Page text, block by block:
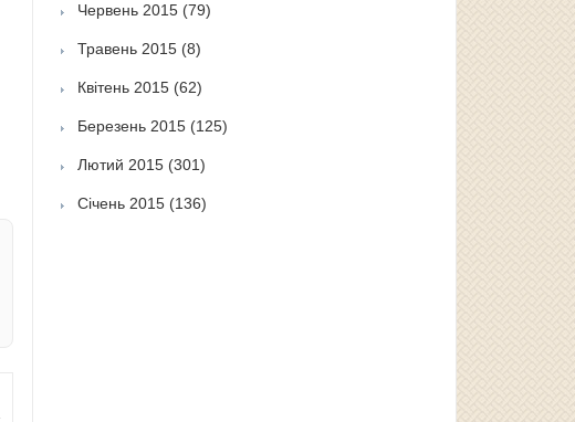
Червень 2015(79)
Травень 2015(8)
Квітень 2015(62)
Березень 2015(125)
Лютий 2015(301)
Січень 2015(136)